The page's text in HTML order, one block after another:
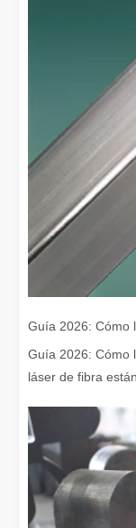
Guía 2026: Cómo
láser de fibra